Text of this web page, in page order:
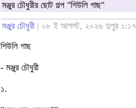
মঞ্জুর চৌধুরীর ছোট গল্প "শিউলি গাছ"
মঞ্জুর চৌধুরী| ০৮ ই আগস্ট, ২০২৬ দুপুর ১:১৭
শিউলি গাছ
- মঞ্জুর চৌধুরী
১.